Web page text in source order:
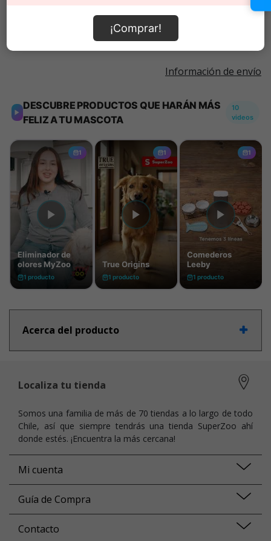
Añadir al carrito
Información de envío
Acerca del producto
¡Comprar!
Localiza tu tienda
Somos una familia de más de 70 tiendas a lo largo de todo
Chile, así que siempre tendrás una tienda SuperZoo ahí
donde estés. ¡Encuentra la más cercana!
Mi cuenta
Guía de Compra
Contacto